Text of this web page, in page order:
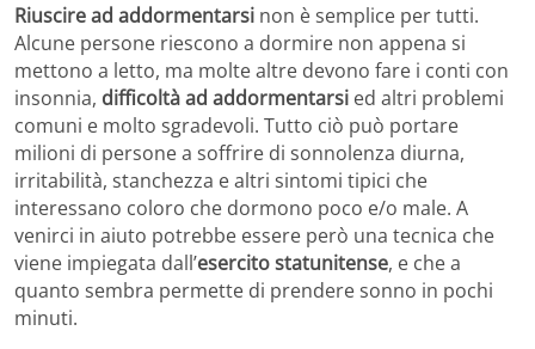
Riuscire ad addormentarsi non è semplice per tutti.
Alcune persone riescono a dormire non appena si
mettono a letto, ma molte altre devono fare i conti con
insonnia, difficoltà ad addormentarsi ed altri problemi
comuni e molto sgradevoli. Tutto ciò può portare
milioni di persone a soffrire di sonnolenza diurna,
irritabilità, stanchezza e altri sintomi tipici che
interessano coloro che dormono poco e/o male. A
venirci in aiuto potrebbe essere però una tecnica che
viene impiegata dall’esercito statunitense, e che a
quanto sembra permette di prendere sonno in pochi
minuti.